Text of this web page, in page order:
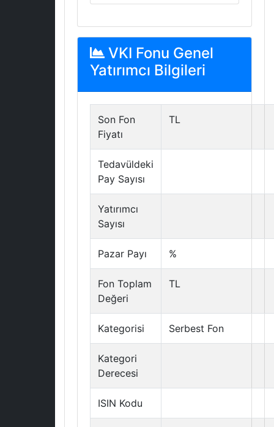
VKI Fonu Genel
Yatırımcı Bilgileri
Son Fon
Fiyatı
TL
Tedavüldeki
Pay Sayısı
Yatırımcı
Sayısı
Pazar Payı %
Fon Toplam
Değeri
TL
Kategorisi Serbest Fon
Kategori
Derecesi
ISIN Kodu